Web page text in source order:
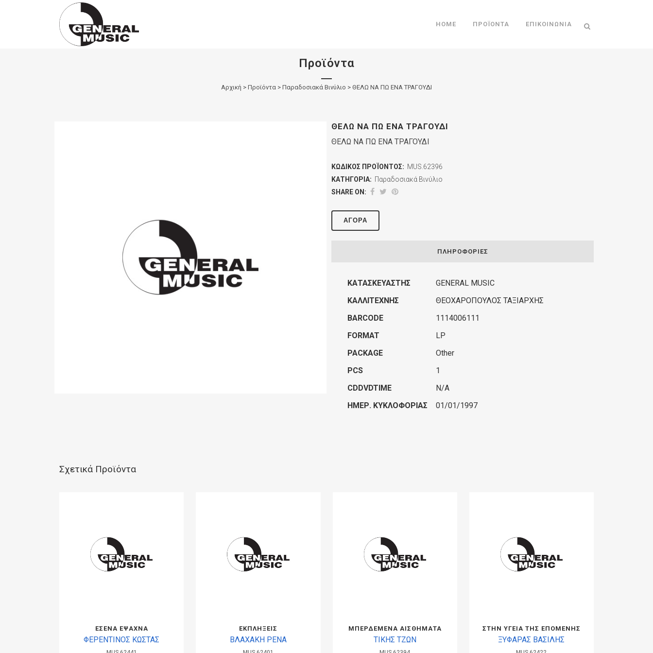
Products
HOME ΠΡΟΪΌΝΤΑ ΕΠΙΚΟΙΝΩΝΊΑ
Προϊόντα
Αρχική > Προϊόντα > Παραδοσιακά Βινύλιο > ΘΕΛΩ ΝΑ ΠΩ ΕΝΑ ΤΡΑΓΟΥΔΙ
ΘΕΛΩ ΝΑ ΠΩ ΕΝΑ ΤΡΑΓΟΥΔΙ
ΘΕΛΩ ΝΑ ΠΩ ΕΝΑ ΤΡΑΓΟΥΔΙ
ΚΩΔΙΚΌΣ ΠΡΟΪΌΝΤΟΣ: MUS.62396
ΚΑΤΗΓΟΡΊΑ: Παραδοσιακά Βινύλιο
SHARE ON:
ΑΓΟΡΆ
ΠΛΗΡΟΦΟΡΊΕΣ
ΚΑΤΑΣΚΕΥΑΣΤΉΣ
GENERAL MUSIC
ΚΑΛΛΙΤΈΧΝΗΣ
ΘΕΟΧΑΡΟΠΟΥΛΟΣ ΤΑΞΙΑΡΧΗΣ
BARCODE
1114006111
FORMAT
LP
PACKAGE
Other
PCS
1
CDDVDTIME
N/A
ΗΜΕΡ. ΚΥΚΛΟΦΟΡΊΑΣ
01/01/1997
Σχετικά Προϊόντα
ΕΣΕΝΑ ΕΨΑΧΝΑ
ΦΕΡΕΝΤΙΝΟΣ ΚΩΣΤΑΣ
ΕΚΠΛΗΞΕΙΣ
ΒΛΑΧΑΚΗ ΡΕΝΑ
ΜΠΕΡΔΕΜΕΝΑ ΑΙΣΘΗΜΑΤΑ
ΤΙΚΗΣ ΤΖΩΝ
ΣΤΗΝ ΥΓΕΙΑ ΤΗΣ ΕΠΟΜΕΝΗΣ
ΞΥΦΑΡΑΣ ΒΑΣΙΛΗΣ